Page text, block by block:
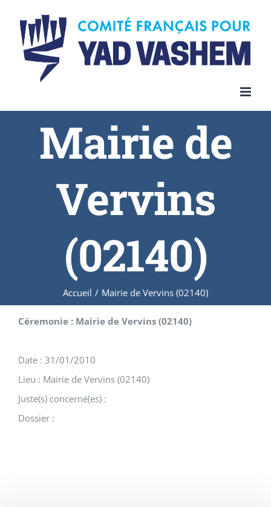
content
Mairie de
Vervins
(02140)
Accueil / Mairie de Vervins (02140)
Céremonie : Mairie de Vervins (02140)
Date : 31/01/2010
Lieu : Mairie de Vervins (02140)
Juste(s) concerné(es) :
Dossier :